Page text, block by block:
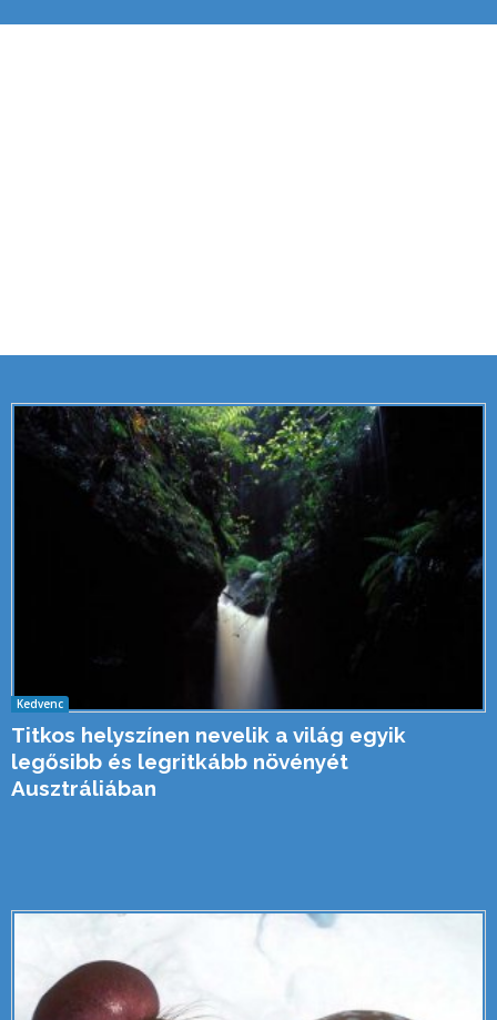
Kedvenc
Titkos helyszínen nevelik a világ egyik
legősibb és legritkább növényét
Ausztráliában